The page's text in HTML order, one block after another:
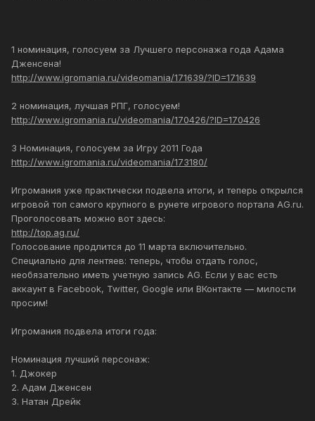
1 номинация, голосуем за Лучшего персонажа года Адама
Дженсена!
http://www.igromania.ru/videomania/171639/?ID=171639
2 номинация, лучшая РПГ, голосуем!
http://www.igromania.ru/videomania/170426/?ID=170426
3 Номинация, голосуем за Игру 2011 Года
http://www.igromania.ru/videomania/173180/
Игромания уже практически подвела итоги, и теперь открылся
игровой топ самого крупного в рунете игрового портала AG.ru.
Проголосовать можно вот здесь:
http://top.ag.ru/
Голосование продлится до 11 марта включительно.
Специально для лентяев: теперь, чтобы отдать голос,
необязательно иметь учетную запись AG. Если у вас есть
аккаунт в Facebook, Twitter, Google или ВКонтакте — милости
просим!
Игромания подвела итоги года:
Номинация лучший персонаж:
1. Джокер
2. Адам Дженсен
3. Натан Дрейк